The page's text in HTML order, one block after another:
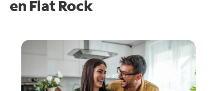
en Flat Rock